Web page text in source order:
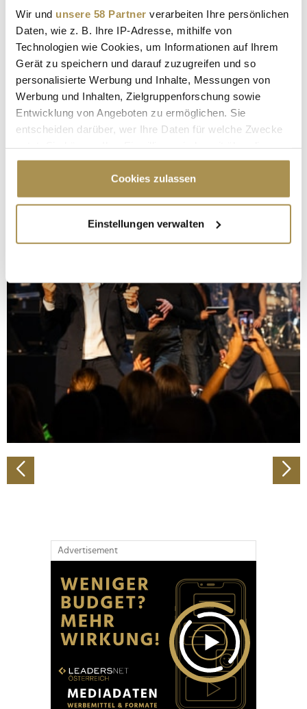
Wir und unsere 58 Partner verarbeiten Ihre persönlichen
Daten, wie z. B. Ihre IP-Adresse, mithilfe von
Technologien wie Cookies, um Informationen auf Ihrem
Gerät zu speichern und darauf zuzugreifen und so
personalisierte Werbung und Inhalte, Messungen von
Werbung und Inhalten, Zielgruppenforschung sowie
Entwicklung von Angeboten zu ermöglichen. Sie
entscheiden darüber, wer Ihre Daten für welche Zwecke
Cookie-Erklärung oder durch Klicken auf das Privacy
Trigger Symbol ändern oder widerrufen
Informationen über Ihre geografische Lage
erfassen, welche bis auf einige Meter genau sein
bestimmten Merkmalen (Fingerprinting) identifizieren
Erfahren Sie mehr darüber, wie Ihre persönlichen Daten
verarbeitet werden, und legen Sie Ihre Präferenzen im
Abschnitt Einzelheitenfest.
Wir verwenden Cookies, um Inhalte und Anzeigen zu
personalisieren, Funktionen für soziale Medien anbieten
analysieren. Außerdem geben wir Informationen zu Ihrer
Verwendung unserer Website an unsere Partner für
soziale Medien, Werbung und Analysen weiter. Unsere
Partner führen diese Informationen möglicherweise mit
Cookies zulassen
Einstellungen verwalten
Advertisement